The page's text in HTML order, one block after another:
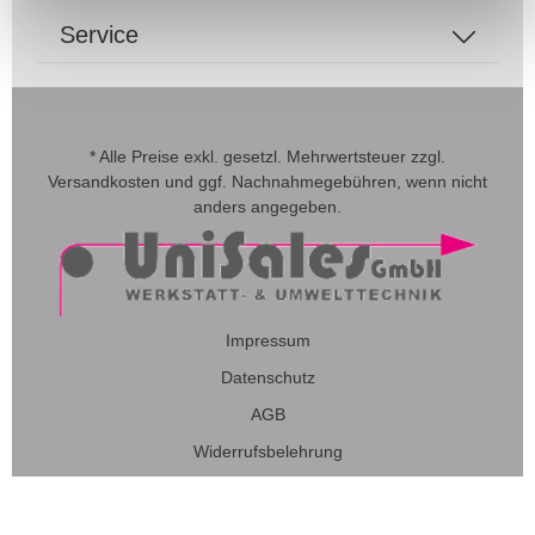
Service
Impressum
Datenschutz
AGB
Widerrufsbelehrung
* Alle Preise exkl. gesetzl. Mehrwertsteuer zzgl.
Versandkosten und ggf. Nachnahmegebühren, wenn nicht
anders angegeben.